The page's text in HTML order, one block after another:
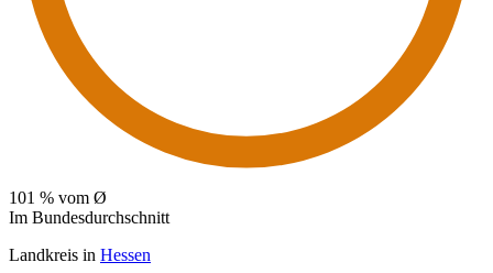
101 % vom Ø
Im Bundesdurchschnitt
Landkreis in Hessen